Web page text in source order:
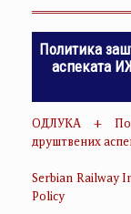
Политика
аспеката
ОДЛУКА +
друштвених
Serbian Railway
Policy